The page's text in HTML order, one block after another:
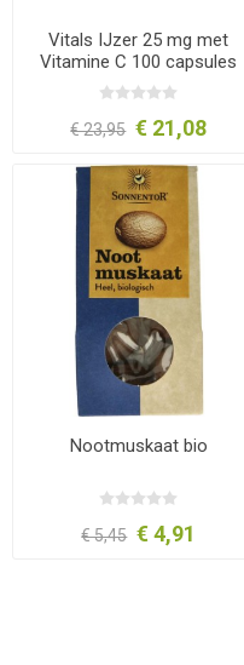
Vitals IJzer 25 mg met
Vitamine C 100 capsules
€ 23,95 € 21,08
Nootmuskaat bio
€ 5,45 € 4,91